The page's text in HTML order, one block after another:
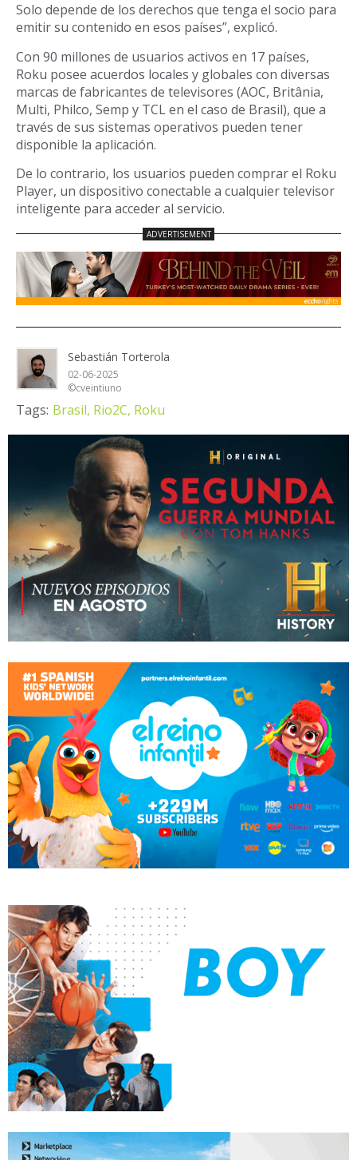
Solo depende de los derechos que tenga el socio para
emitir su contenido en esos países”, explicó.
Con 90 millones de usuarios activos en 17 países,
Roku posee acuerdos locales y globales con diversas
marcas de fabricantes de televisores (AOC, Britânia,
Multi, Philco, Semp y TCL en el caso de Brasil), que a
través de sus sistemas operativos pueden tener
disponible la aplicación.
De lo contrario, los usuarios pueden comprar el Roku
Player, un dispositivo conectable a cualquier televisor
inteligente para acceder al servicio.
Sebastián Torterola
02-06-2025
©cveintiuno
Tags: Brasil, Rio2C, Roku